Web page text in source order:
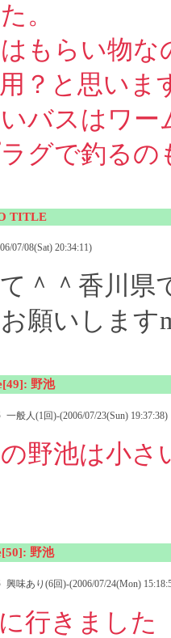
。
もらい物
？と思いま
バスはワ
グで釣るの
TITLE
07/08(Sat) 20:34:11)
＾＾香川県
願いします
野池
一般人(1回)-(2006/07/23(Sun) 19:37:38)
野池は小さ
野池
興味あり(6回)-(2006/07/24(Mon)
行きました